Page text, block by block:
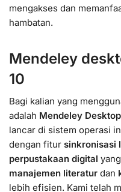
mengakses dan
hambatan.
Mendeley
10
Bagi kalian yang
adalah Mendeley Desktop
lancar di sistem operasi
dengan fitur sinkronisasi
perpustakaan digital
manajemen literatur dan
lebih efisien. Kami telah